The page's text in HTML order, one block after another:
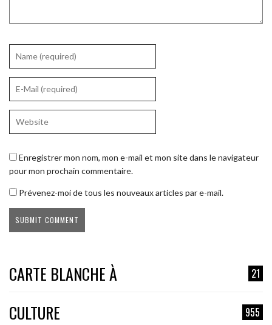
Enregistrer mon nom, mon e-mail et mon site dans le navigateur
pour mon prochain commentaire.
Prévenez-moi de tous les nouveaux articles par e-mail.
CARTE BLANCHE À 21
CULTURE 955